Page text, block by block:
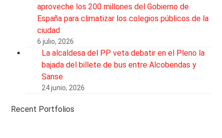
aproveche los 200 millones del Gobierno de
España para climatizar los colegios públicos de la
ciudad
6 julio, 2026
La alcaldesa del PP veta debatir en el Pleno la
bajada del billete de bus entre Alcobendas y
Sanse
24 junio, 2026
Recent Portfolios